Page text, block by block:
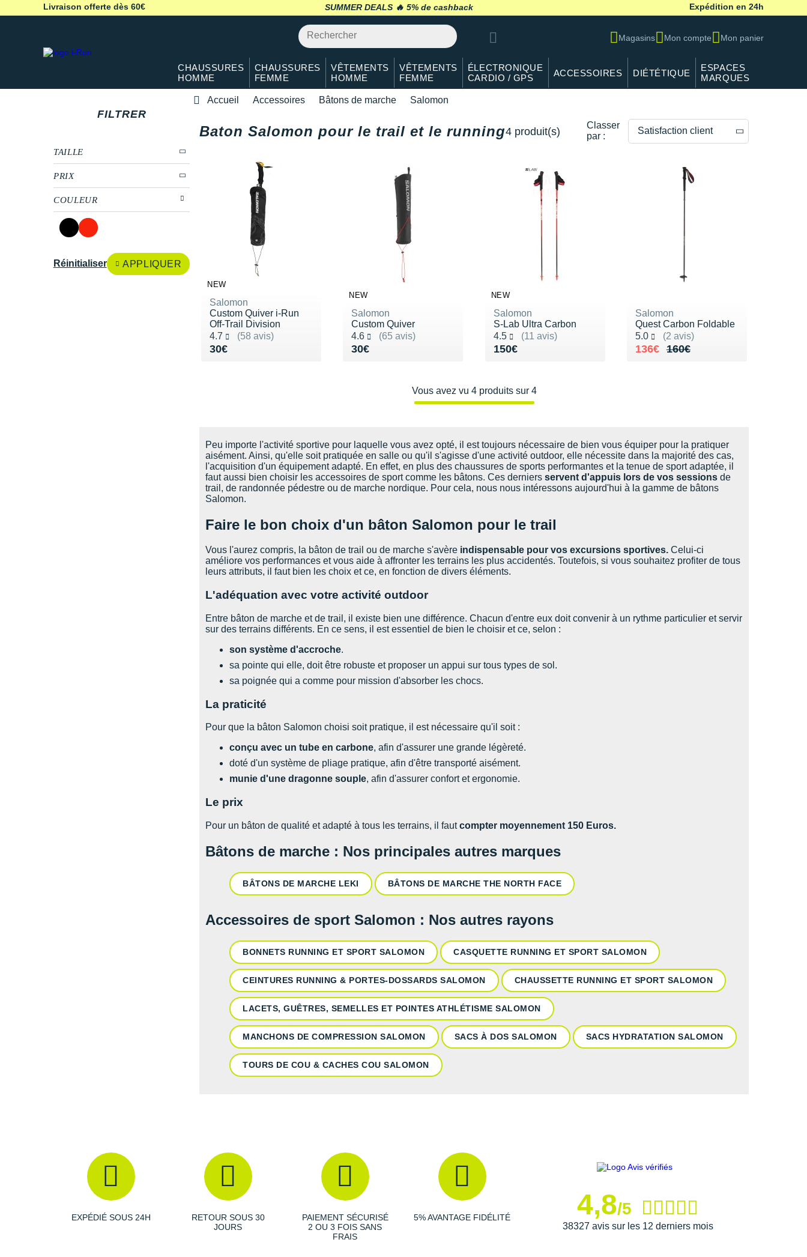
Livraison offerte dès 60€ SUMMER DEALS 🔥 retour 30 jours* Expédition en 24h
Magasins Mon compte Mon panier
CHAUSSURES
HOMME
CHAUSSURES
FEMME
VÊTEMENTS
HOMME
VÊTEMENTS
FEMME
ÉLECTRONIQUE
CARDIO / GPS
ACCESSOIRES DIÉTÉTIQUE
ESPACES
MARQUES
Accueil Accessoires Bâtons de marche Salomon
FILTRER
TAILLE
PRIX
COULEUR
Réinitialiser APPLIQUER
Baton Salomon pour le trail et le running4 produit(s)
Classer
par :
Satisfaction client
Prix croissants
NEW
Salomon
Custom Quiver i-Run
Off-Trail Division
4.7
(58 avis)
Noté 4.7 sur 5
30€
Vendu 30€
NEW
Salomon
Custom Quiver
4.6
(65 avis)
Noté 4.6 sur 5
30€
Vendu 30€
NEW
Salomon
S-Lab Ultra Carbon
4.5
(11 avis)
Noté 4.5 sur 5
150€
Vendu 150€
Salomon
Quest Carbon Foldable
5.0
(2 avis)
Noté 5.0 sur 5
160€
Au lieu de 160€
136€
Vendu 136€
Vous avez vu 4 produits sur 4
Peu importe l'activité sportive pour laquelle vous avez opté, il est toujours nécessaire de bien vous équiper pour la pratiquer
aisément. Ainsi, qu'elle soit pratiquée en salle ou qu'il s'agisse d'une activité outdoor, elle nécessite dans la majorité des cas,
l'acquisition d'un équipement adapté. En effet, en plus des chaussures de sports performantes et la tenue de sport adaptée, il
faut aussi bien choisir les accessoires de sport comme les bâtons. Ces derniers servent d'appuis lors de vos sessions de
trail, de randonnée pédestre ou de marche nordique. Pour cela, nous nous intéressons aujourd'hui à la gamme de bâtons
Salomon.
Faire le bon choix d'un bâton Salomon pour le trail
Vous l'aurez compris, la bâton de trail ou de marche s'avère indispensable pour vos excursions sportives. Celui-ci
améliore vos performances et vous aide à affronter les terrains les plus accidentés. Toutefois, si vous souhaitez profiter de tous
leurs attributs, il faut bien les choix et ce, en fonction de divers éléments.
L'adéquation avec votre activité outdoor
Entre bâton de marche et de trail, il existe bien une différence. Chacun d'entre eux doit convenir à un rythme particulier et servir
sur des terrains différents. En ce sens, il est essentiel de bien le choisir et ce, selon :
son système d'accroche.
sa pointe qui elle, doit être robuste et proposer un appui sur tous types de sol.
sa poignée qui a comme pour mission d'absorber les chocs.
La praticité
Pour que la bâton Salomon choisi soit pratique, il est nécessaire qu'il soit :
conçu avec un tube en carbone, afin d'assurer une grande légèreté.
doté d'un système de pliage pratique, afin d'être transporté aisément.
munie d'une dragonne souple, afin d'assurer confort et ergonomie.
Le prix
Pour un bâton de qualité et adapté à tous les terrains, il fautcompter moyennement 150 Euros.
Bâtons de marche : Nos principales autres marques
BÂTONS DE MARCHE LEKI BÂTONS DE MARCHE THE NORTH FACE
Accessoires de sport Salomon : Nos autres rayons
BONNETS RUNNING ET SPORT SALOMON CASQUETTE RUNNING ET SPORT SALOMON
CEINTURES RUNNING & PORTES-DOSSARDS SALOMON CHAUSSETTE RUNNING ET SPORT SALOMON
LACETS, GUÊTRES, SEMELLES ET POINTES ATHLÉTISME SALOMON
MANCHONS DE COMPRESSION SALOMON SACS À DOS SALOMON SACS HYDRATATION SALOMON
TOURS DE COU & CACHES COU SALOMON
EXPÉDIÉ SOUS 24H
RETOUR SOUS 30
JOURS
PAIEMENT SÉCURISÉ
2 OU 3 FOIS SANS
FRAIS
5% AVANTAGE FIDÉLITÉ 4,8/5
38327 avis sur les 12 derniers mois